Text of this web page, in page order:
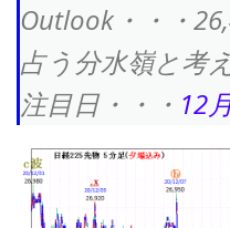
Outlook・・・
占う分水嶺と考え
注目日・・・ 12